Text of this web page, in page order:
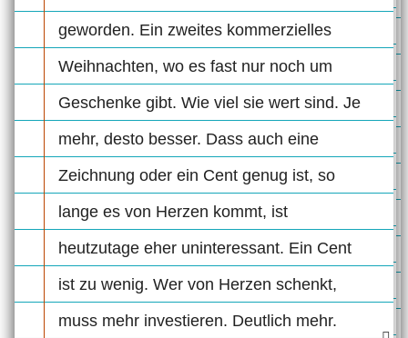
geworden. Ein zweites kommerzielles
Weihnachten, wo es fast nur noch um
Geschenke gibt. Wie viel sie wert sind. Je
mehr, desto besser. Dass auch eine
Zeichnung oder ein Cent genug ist, so
lange es von Herzen kommt, ist
heutzutage eher uninteressant. Ein Cent
ist zu wenig. Wer von Herzen schenkt,
muss mehr investieren. Deutlich mehr.